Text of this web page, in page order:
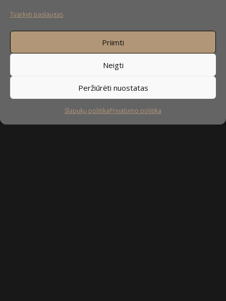
Tvarkyti paslaugas
Priimti
Neigti
Peržiūrėti nuostatas
Slapukų politikaPrivatumo politika
Sekite mus